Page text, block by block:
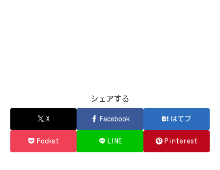
シェアする
X Facebook はてブ
Pocket LINE Pinterest